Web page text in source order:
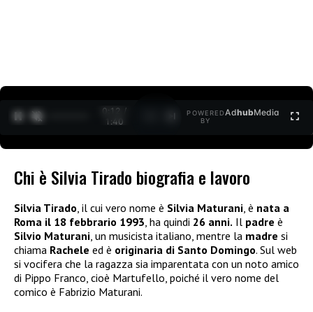
0:12 /
1:40
POWERED
BY
AdhubMedia
Chi è Silvia Tirado biografia e lavoro
Silvia Tirado, il cui vero nome è Silvia Maturani, è nata a
Roma il 18 febbrario 1993, ha quindi 26 anni. Il padre è
Silvio Maturani, un musicista italiano, mentre la madre si
chiama Rachele ed è originaria di Santo Domingo. Sul web
si vocifera che la ragazza sia imparentata con un noto amico
di Pippo Franco, cioè Martufello, poiché il vero nome del
comico è Fabrizio Maturani.